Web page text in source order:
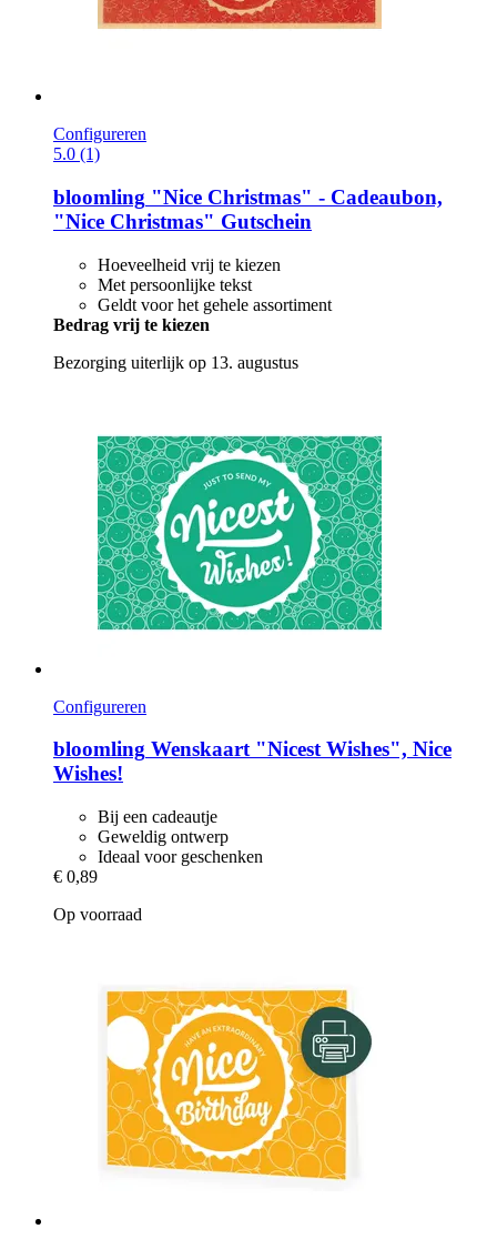
Configureren
5.0 (1)
bloomling "Nice Christmas" -​ Cadeaubon,
"Nice Christmas" Gutschein
Hoeveelheid vrij te kiezen
Met persoonlijke tekst
Geldt voor het gehele assortiment
Bedrag vrij te kiezen
Bezorging uiterlijk op 13. augustus
Configureren
bloomling Wenskaart "Nicest Wishes", Nice
Wishes!
Bij een cadeautje
Geweldig ontwerp
Ideaal voor geschenken
€ 0,89
Op voorraad